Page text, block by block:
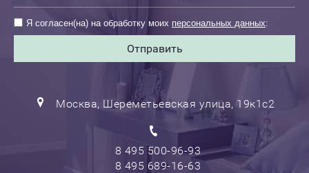
Я согласен(на) на обработку моих персональных данных:
Отправить
Москва, Шереметьевская улица, 19к1с2
8 495 500-96-93
8 495 689-16-63